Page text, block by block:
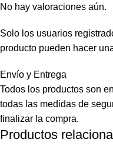
No hay valoraciones aún.
Solo los usuarios
producto pueden hacer
Envío y Entrega
Todos los productos son
todas las medidas de
finalizar la compra.
Productos